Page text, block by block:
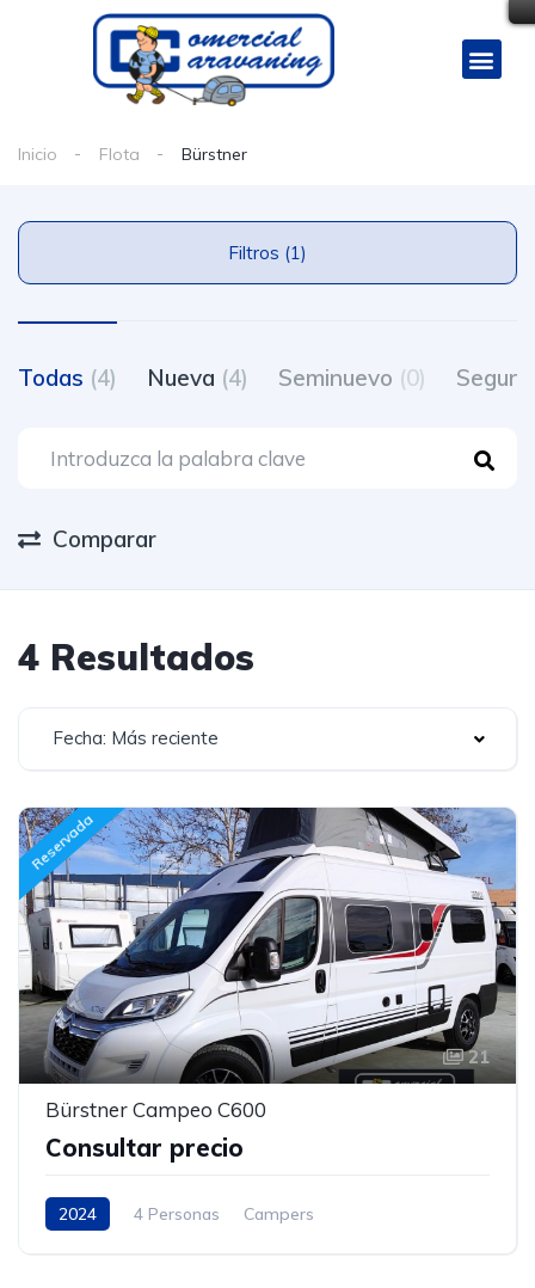
Inicio Flota Bürstner
Filtros (1)
Todas (4) Nueva (4) Seminuevo (0)
Comparar
4 Resultados
Fecha: Más reciente
Reservada
21
Bürstner Campeo C600
Consultar precio
2024 4 Personas Campers